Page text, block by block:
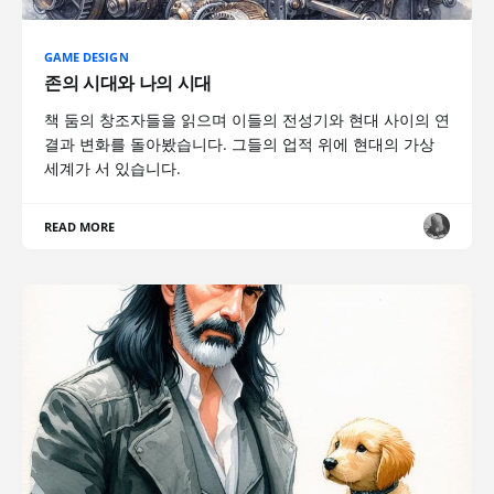
GAME DESIGN
존의 시대와 나의 시대
책 둠의 창조자들을 읽으며 이들의 전성기와 현대 사이의 연
결과 변화를 돌아봤습니다. 그들의 업적 위에 현대의 가상
세계가 서 있습니다.
READ MORE